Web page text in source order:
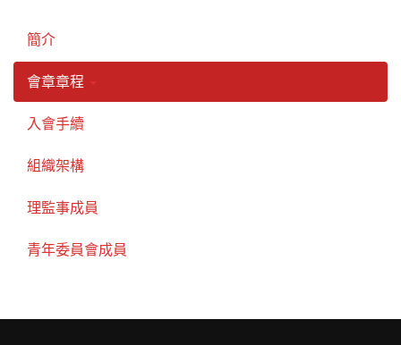
簡介
會章章程
入會手續
組織架構
理監事成員
青年委員會成員